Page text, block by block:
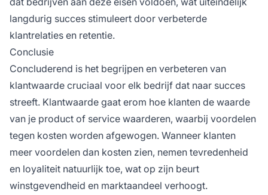
langdurig succes stimuleert door verbeterde
klantrelaties en retentie.
Conclusie
Concluderend is het begrijpen en verbeteren van
klantwaarde cruciaal voor elk bedrijf dat naar succes
streeft. Klantwaarde gaat erom hoe klanten de waarde
van je product of service waarderen, waarbij voordelen
tegen kosten worden afgewogen. Wanneer klanten
meer voordelen dan kosten zien, nemen tevredenheid
en loyaliteit natuurlijk toe, wat op zijn beurt
winstgevendheid en marktaandeel verhoogt.